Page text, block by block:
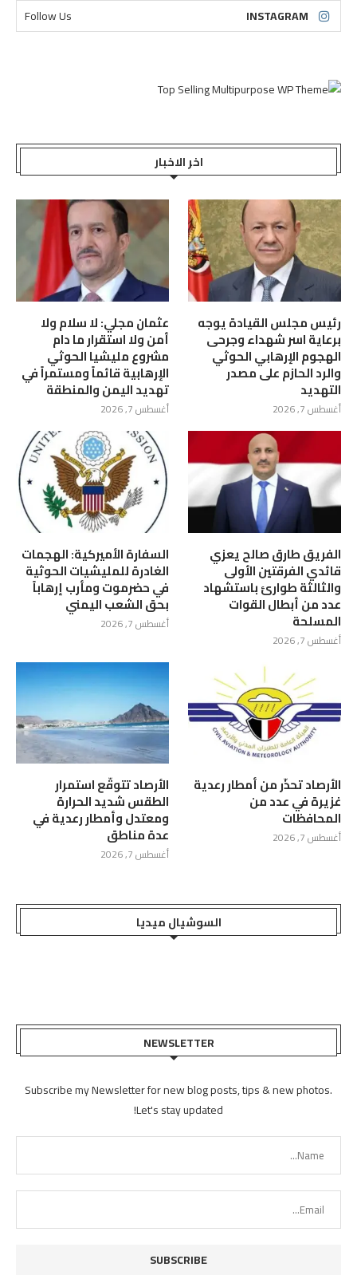
INSTAGRAM
Follow Us
اخر الاخبار
رئيس مجلس القيادة يوجه
برعاية اسر شهداء وجرحى
الهجوم الإرهابي الحوثي
والرد الحازم على مصدر
التهديد
أغسطس 7, 2026
عثمان مجلي: لا سلام ولا
أمن ولا استقرار ما دام
مشروع مليشيا الحوثي
الإرهابية قائماً ومستمراً في
تهديد اليمن والمنطقة
أغسطس 7, 2026
الفريق طارق صالح يعزي
قائدي الفرقتين الأولى
والثالثة طوارئ باستشهاد
عدد من أبطال القوات
المسلحة
أغسطس 7, 2026
السفارة الأميركية: الهجمات
الغادرة للمليشيات الحوثية
في حضرموت ومأرب إرهاباً
بحق الشعب اليمني
أغسطس 7, 2026
الأرصاد تحذّر من أمطار رعدية
غزيرة في عدد من
المحافظات
أغسطس 7, 2026
الأرصاد تتوقّع استمرار
الطقس شديد الحرارة
ومعتدل وأمطار رعدية في
عدة مناطق
أغسطس 7, 2026
السوشيال ميديا
NEWSLETTER
Subscribe my Newsletter for new blog posts, tips & new photos.
Let's stay updated!